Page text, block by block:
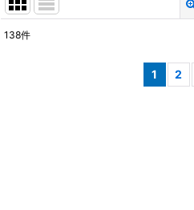
138件
1 2